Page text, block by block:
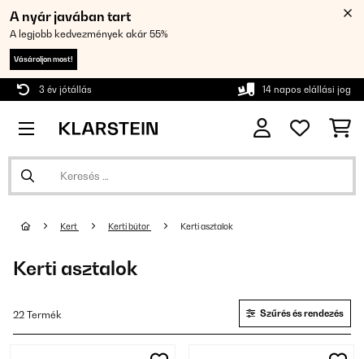
A nyár javában tart
A legjobb kedvezmények akár 55%
Vásároljon most!
3 év jótállás 14 napos elállási jog
Kert Kerti bútor Kerti asztalok
Kerti asztalok
22 Termék Szűrés és rendezés